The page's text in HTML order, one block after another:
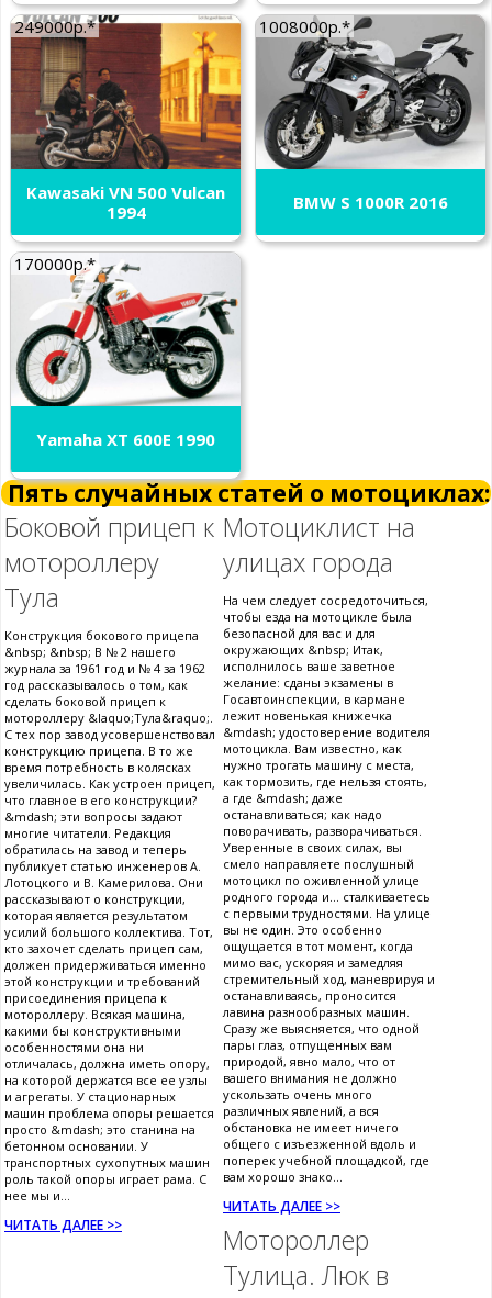
249000р.*
Kawasaki VN 500 Vulcan
1994
1008000р.*
BMW S 1000R 2016
170000р.*
Yamaha XT 600E 1990
Пять случайных статей о мотоциклах:
Боковой прицеп к
мотороллеру
Тула
Конструкция бокового прицепа
&nbsp; &nbsp; В № 2 нашего
журнала за 1961 год и № 4 за 1962
год рассказывалось о том, как
сделать боковой прицеп к
мотороллеру &laquo;Тула&raquo;.
С тех пор завод усовершенствовал
конструкцию прицепа. В то же
время потребность в колясках
увеличилась. Как устроен прицеп,
что главное в его конструкции?
&mdash; эти вопросы задают
многие читатели. Редакция
обратилась на завод и теперь
публикует статью инженеров А.
Лотоцкого и В. Камерилова. Они
рассказывают о конструкции,
которая является результатом
усилий большого коллектива. Тот,
кто захочет сделать прицеп сам,
должен придерживаться именно
этой конструкции и требований
присоединения прицепа к
мотороллеру. Всякая машина,
какими бы конструктивными
особенностями она ни
отличалась, должна иметь опору,
на которой держатся все ее узлы
и агрегаты. У стационарных
машин проблема опоры решается
просто &mdash; это станина на
бетонном основании. У
транспортных сухопутных машин
роль такой опоры играет рама. С
нее мы и...
ЧИТАТЬ ДАЛЕЕ >>
Мотоциклист на
улицах города
На чем следует сосредоточиться,
чтобы езда на мотоцикле была
безопасной для вас и для
окружающих &nbsp; Итак,
исполнилось ваше заветное
желание: сданы экзамены в
Госавтоинспекции, в кармане
лежит новенькая книжечка
&mdash; удостоверение водителя
мотоцикла. Вам известно, как
нужно трогать машину с места,
как тормозить, где нельзя стоять,
а где &mdash; даже
останавливаться; как надо
поворачивать, разворачиваться.
Уверенные в своих силах, вы
смело направляете послушный
мотоцикл по оживленной улице
родного города и... сталкиваетесь
с первыми трудностями. На улице
вы не один. Это особенно
ощущается в тот момент, когда
мимо вас, ускоряя и замедляя
стремительный ход, маневрируя и
останавливаясь, проносится
лавина разнообразных машин.
Сразу же выясняется, что одной
пары глаз, отпущенных вам
природой, явно мало, что от
вашего внимания не должно
ускользать очень много
различных явлений, а вся
обстановка не имеет ничего
общего с изъезженной вдоль и
поперек учебной площадкой, где
вам хорошо знако...
ЧИТАТЬ ДАЛЕЕ >>
Мотороллер
Тулица. Люк в